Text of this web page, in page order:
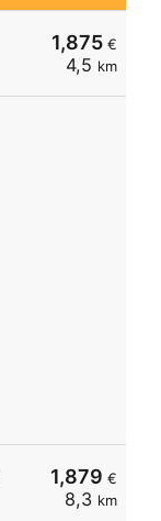
1,875 €
4,5 km
1,879 €
8,3 km